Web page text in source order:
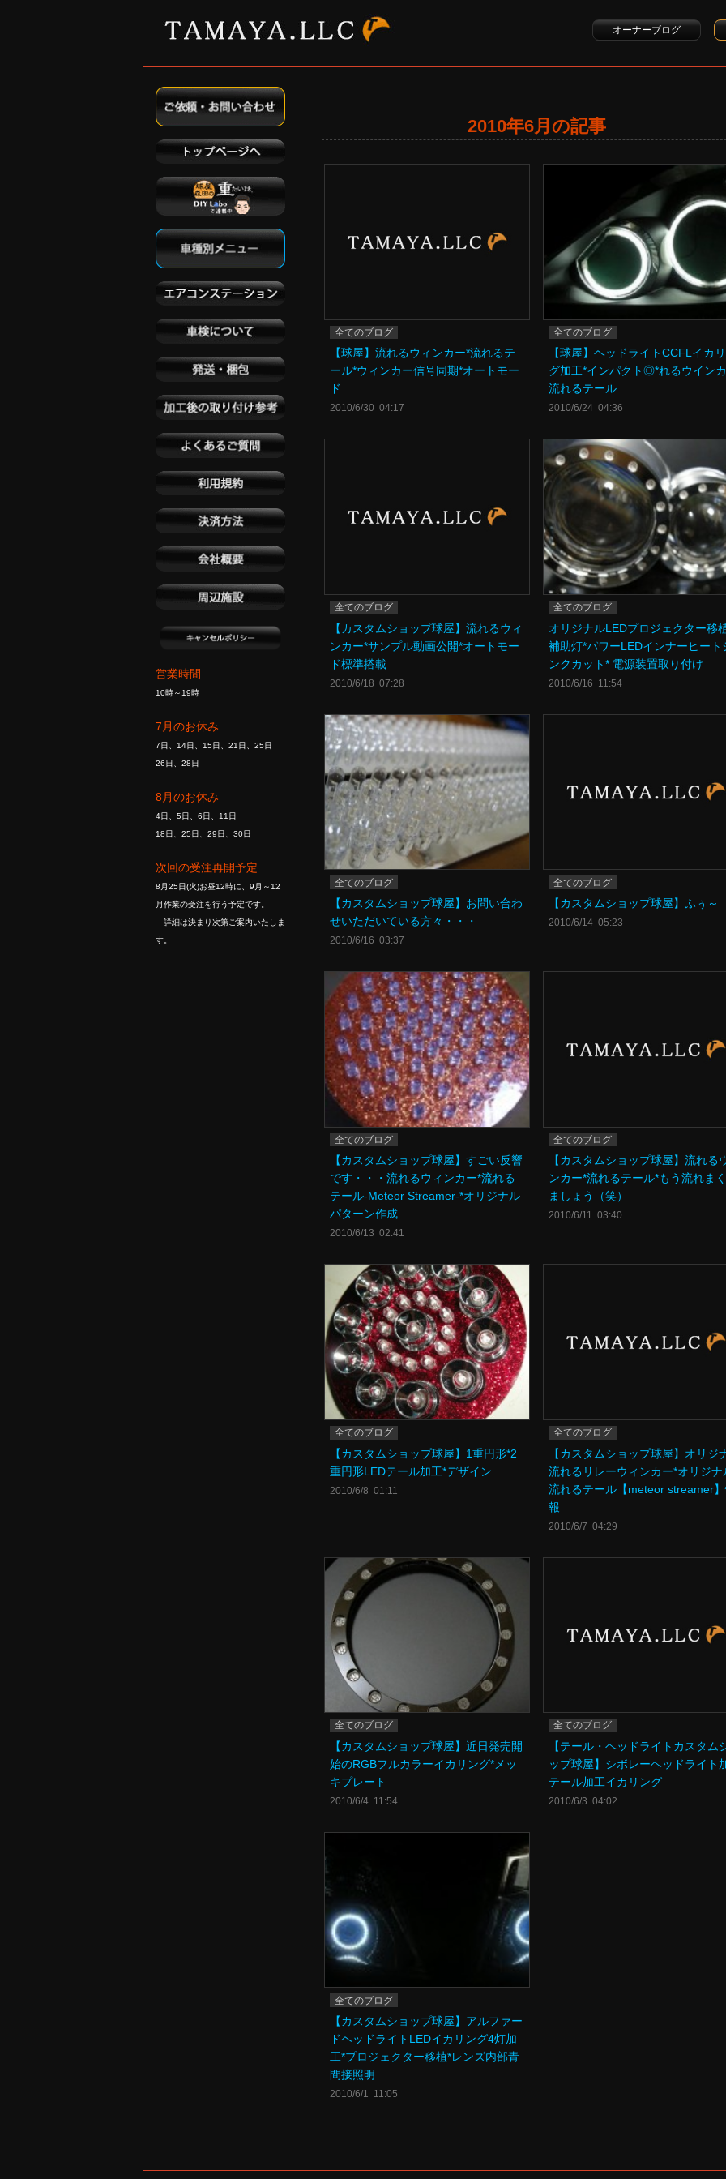
オーナーブログ
2010年6月の記事
全てのブログ
【球屋】流れるウィンカー*流れるテ
ール*ウィンカー信号同期*オートモー
ド
2010/6/30 04:17
全てのブログ
【球屋】ヘッドライトCCFLイカ
グ加工*インパクト◎*れるウイン
流れるテール
2010/6/24 04:36
全てのブログ
【カスタムショップ球屋】流れるウィ
ンカー*サンプル動画公開*オートモー
ド標準搭載
2010/6/18 07:28
全てのブログ
オリジナルLEDプロジェクター移
補助灯*パワーLEDインナーヒート
ンクカット* 電源装置取り付け
2010/6/16 11:54
全てのブログ
【カスタムショップ球屋】お問い合わ
せいただいている方々・・・
2010/6/16 03:37
全てのブログ
【カスタムショップ球屋】ふぅ～
2010/6/14 05:23
全てのブログ
【カスタムショップ球屋】すごい反響
です・・・流れるウィンカー*流れる
テール-Meteor Streamer-*オリジナル
パターン作成
2010/6/13 02:41
全てのブログ
【カスタムショップ球屋】流れる
ンカー*流れるテール*もう流れま
ましょう（笑）
2010/6/11 03:40
全てのブログ
【カスタムショップ球屋】1重円形*2
重円形LEDテール加工*デザイン
2010/6/8 01:11
全てのブログ
【カスタムショップ球屋】オリジ
流れるリレーウィンカー*オリジナ
流れるテール【meteor streamer
報
2010/6/7 04:29
全てのブログ
【カスタムショップ球屋】近日発売開
始のRGBフルカラーイカリング*メッ
キプレート
2010/6/4 11:54
全てのブログ
【テール・ヘッドライトカスタム
ップ球屋】シボレーヘッドライト
テール加工イカリング
2010/6/3 04:02
全てのブログ
【カスタムショップ球屋】アルファー
ドヘッドライトLEDイカリング4灯加
工*プロジェクター移植*レンズ内部青
間接照明
2010/6/1 11:05
営業時間
10時～19時
7月のお休み
7日、14日、15日、21日、25日
26日、28日
8月のお休み
4日、5日、6日、11日
18日、25日、29日、30日
次回の受注再開予定
8月25日(火)お昼12時に、9月～12
月作業の受注を行う予定です。
詳細は決まり次第ご案内いたしま
す。